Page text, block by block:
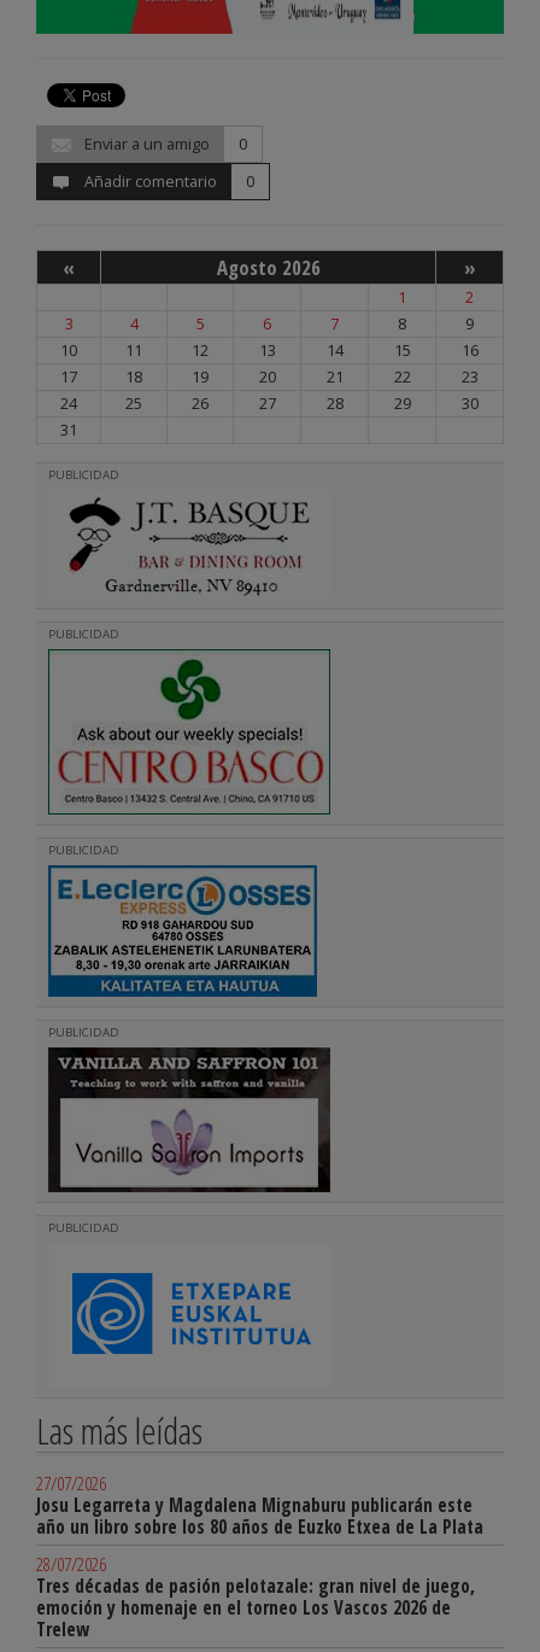
Enviar a un amigo
0
Añadir comentario
0
« Agosto 2026 »
1
2
3
4 5 6 7 8
9
10
11 12 13 14 15
16
17
18 19 20 21 22
23
24
25 26 27 28 29
30
31
PUBLICIDAD
PUBLICIDAD
PUBLICIDAD
PUBLICIDAD
PUBLICIDAD
Las más leídas
27/07/2026
Josu Legarreta y Magdalena Mignaburu publicarán este
año un libro sobre los 80 años de Euzko Etxea de La Plata
28/07/2026
Tres décadas de pasión pelotazale: gran nivel de juego,
emoción y homenaje en el torneo Los Vascos 2026 de
Trelew